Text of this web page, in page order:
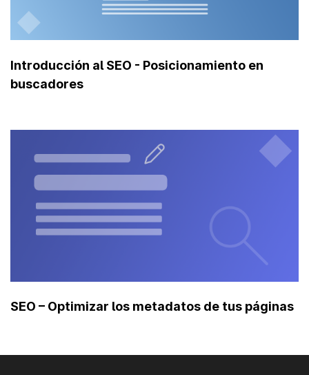
Introducción al SEO - Posicionamiento en
buscadores
SEO – Optimizar los metadatos de tus páginas